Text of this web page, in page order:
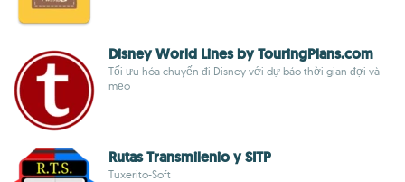
Disney World Lines by TouringPlans.com
Tối ưu hóa chuyến đi Disney với dự báo thời gian đợi và
mẹo
Rutas Transmilenio y SITP
Tuxerito-Soft